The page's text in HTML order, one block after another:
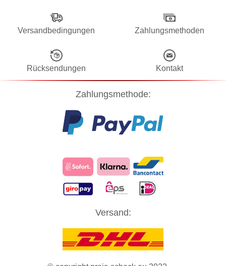
zu Ihren Rechten als Benutzer finden Sie in unserer
Cookies zu akzeptieren und direkt unsere Website besuchen zu
ZUSTIMMUNG
Versandbedingungen Zahlungsmethoden
Rücksendungen Kontakt
Zahlungsmethode:
Versand: